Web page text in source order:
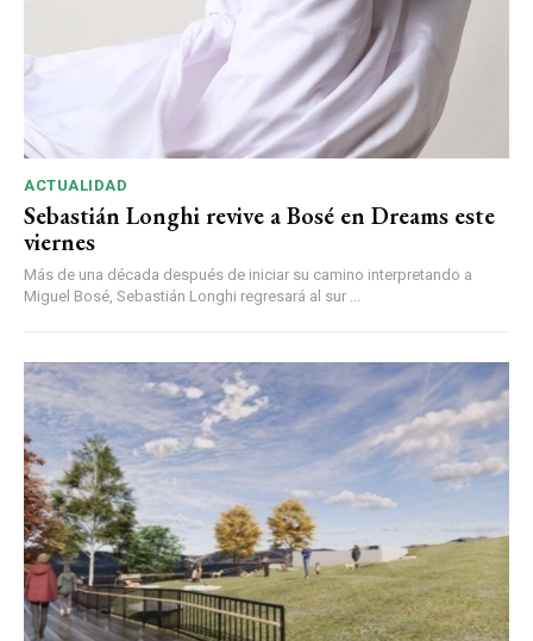
ACTUALIDAD
Sebastián Longhi revive a Bosé en Dreams este
viernes
Más de una década después de iniciar su camino interpretando a
Miguel Bosé, Sebastián Longhi regresará al sur ...